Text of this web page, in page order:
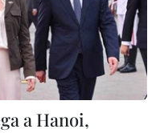
a Hanoi,